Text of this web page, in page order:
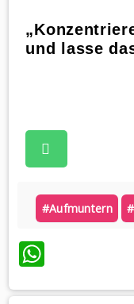
und lasse
#aufmuntern